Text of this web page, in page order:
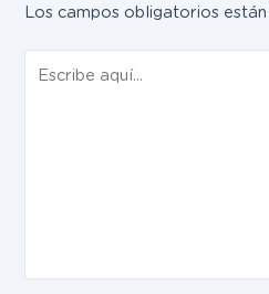
Los campos obligatorios
aquí...